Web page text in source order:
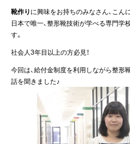
靴作りに興味をお持ちのみなさん、こん
日本で唯一、整形靴技術が学べる専門学
す。
社会人3年目以上の方必見！
今回は、給付金制度を利用しながら整形
話を聞きました♪